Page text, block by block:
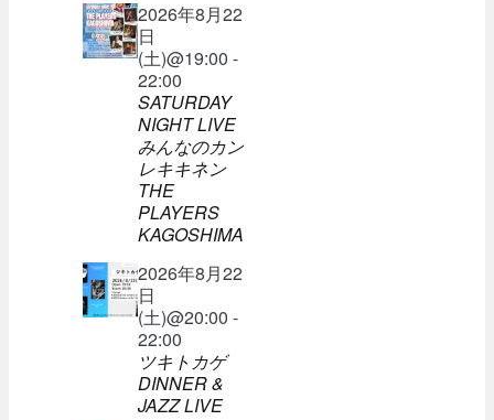
2026年8月22
日
(土)@19:00 -
22:00
SATURDAY
NIGHT LIVE
みんなのカン
レキキネン
THE
PLAYERS
KAGOSHIMA
2026年8月22
日
(土)@20:00 -
22:00
ツキトカゲ
DINNER &
JAZZ LIVE